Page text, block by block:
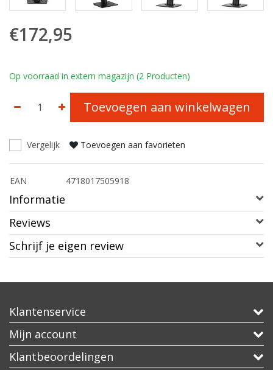
€172,95
Op voorraad in extern magazijn (2 Producten)
Toevoegen aan winkelwagen
Vergelijk Toevoegen aan favorieten
EAN 4718017505918
Informatie
Reviews
Schrijf je eigen review
Klantenservice
Mijn account
Klantbeoordelingen